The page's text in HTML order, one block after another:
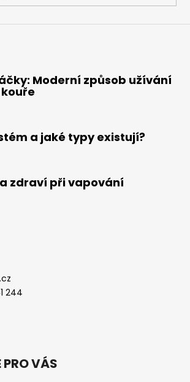
Moderní způsob užívání
a jaké typy existují?
zdraví při vapování
244
VÁS